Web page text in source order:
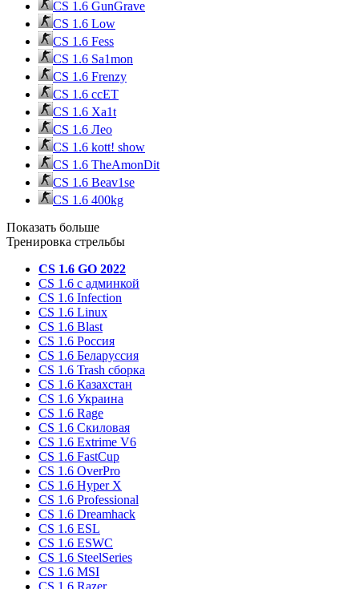
CS 1.6 GunGrave
CS 1.6 Low
CS 1.6 Fess
CS 1.6 Sa1mon
CS 1.6 Frenzy
CS 1.6 ccET
CS 1.6 Xa1t
CS 1.6 Лео
CS 1.6 kott! show
CS 1.6 TheAmonDit
CS 1.6 Beav1se
CS 1.6 400kg
Показать больше
Тренировка стрельбы
CS 1.6 GO 2022
CS 1.6 с админкой
CS 1.6 Infection
CS 1.6 Linux
CS 1.6 Blast
CS 1.6 Россия
CS 1.6 Беларуссия
CS 1.6 Trash сборка
CS 1.6 Казахстан
CS 1.6 Украина
CS 1.6 Rage
CS 1.6 Скиловая
CS 1.6 Extrime V6
CS 1.6 FastCup
CS 1.6 OverPro
CS 1.6 Hyper X
CS 1.6 Professional
CS 1.6 Dreamhack
CS 1.6 ESL
CS 1.6 ESWC
CS 1.6 SteelSeries
CS 1.6 MSI
CS 1.6 Razer